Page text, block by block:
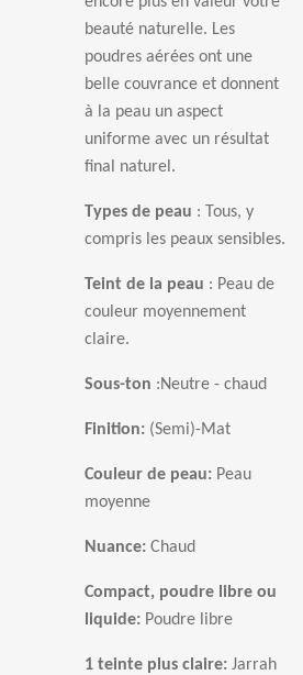
beauté naturelle. Les
poudres aérées ont une
belle couvrance et donnent
à la peau un aspect
uniforme avec un résultat
final naturel.
Types de peau : Tous, y
compris les peaux sensibles.
Teint de la peau : Peau de
couleur moyennement
claire.
Sous-ton :Neutre - chaud
Finition: (Semi)-Mat
Couleur de peau: Peau
moyenne
Nuance: Chaud
Compact, poudre libre ou
liquide: Poudre libre
1 teinte plus claire: Jarrah